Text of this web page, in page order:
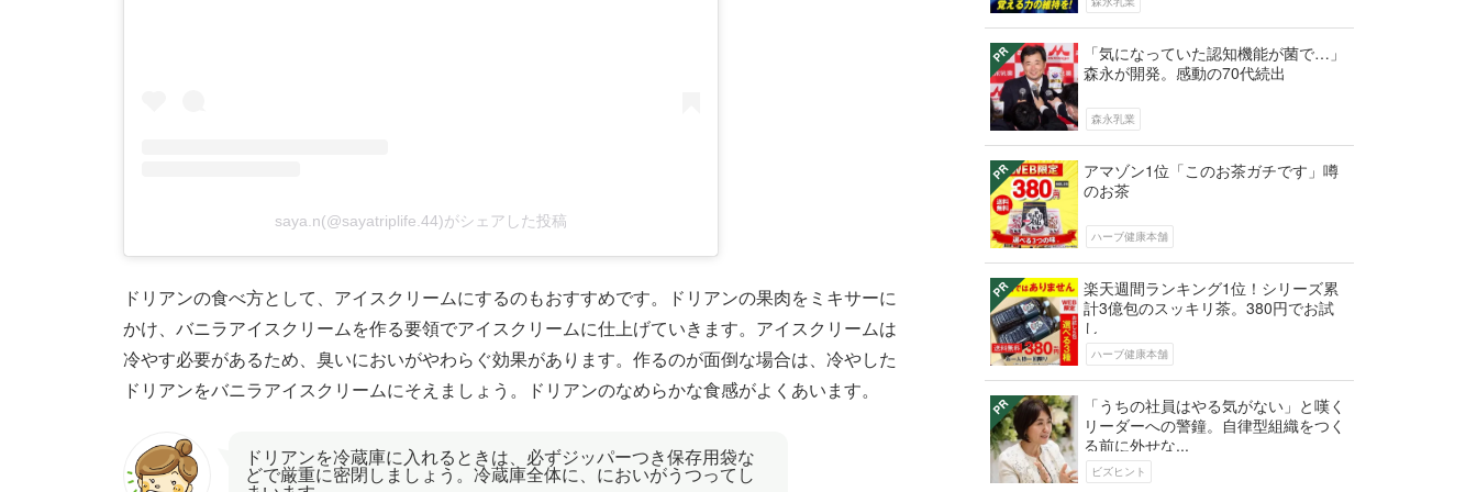
saya.n(@sayatriplife.44)がシェアした投稿
ドリアンの食べ方として、アイスクリームにするのもおすすめです。ドリアンの果肉をミキサーに
かけ、バニラアイスクリームを作る要領でアイスクリームに仕上げていきます。アイスクリームは
冷やす必要があるため、臭いにおいがやわらぐ効果があります。作るのが面倒な場合は、冷やした
ドリアンをバニラアイスクリームにそえましょう。ドリアンのなめらかな食感がよくあいます。
ドリアンを冷蔵庫に入れるときは、必ずジッパーつき保存用袋な
どで厳重に密閉しましょう。冷蔵庫全体に、においがうつってし
「気になっていた認知機能が菌で…」
森永が開発。感動の70代続出
森永乳業
アマゾン1位「このお茶ガチです」噂
のお茶
ハーブ健康本舗
楽天週間ランキング1位！シリーズ累
計3億包のスッキリ茶。380円でお試
し
ハーブ健康本舗
「うちの社員はやる気がない」と嘆く
リーダーへの警鐘。自律型組織をつく
る前に外せな...
ビズヒント